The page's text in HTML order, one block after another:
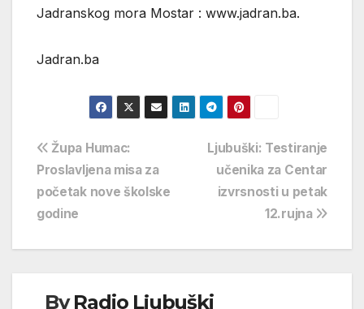
Jadranskog mora Mostar : www.jadran.ba.
Jadran.ba
Navigacija
objava
Ljubuški: Testiranje
učenika za Centar
izvrsnosti u petak
12.rujna
Župa Humac:
Proslavljena misa za
početak nove školske
godine
ByRadio Ljubuški